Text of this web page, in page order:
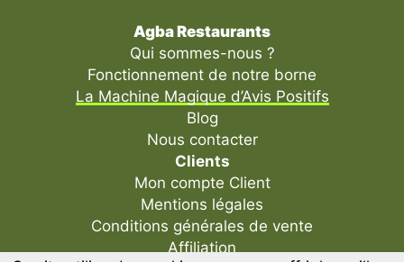
Agba Restaurants
Qui sommes-nous ?
Fonctionnement de notre borne
La Machine Magique d’Avis Positifs
Blog
Nous contacter
Clients
Mon compte Client
Mentions légales
Conditions générales de vente
Affiliation